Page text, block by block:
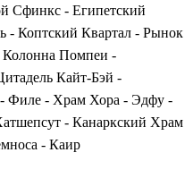
Сфинкс - Египетский
- Коптский Квартал - Рынок
Колонна Помпеи -
Кайт-Бэй -
Филе - Храм Хора - Эдфу -
- Канаркский Храм
- Каир